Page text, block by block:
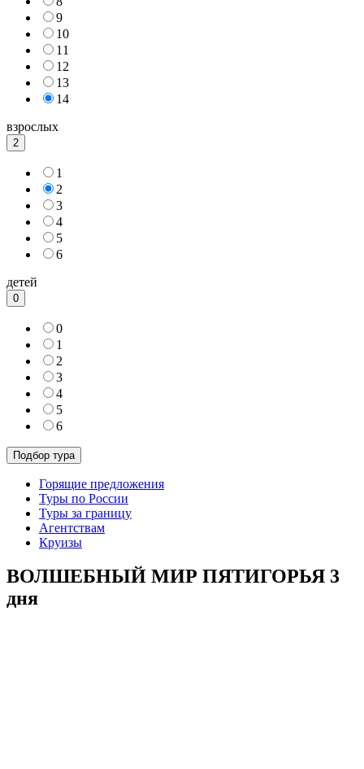
9
10
11
12
13
14
взрослых
2
1
2
3
4
5
6
детей
0
0
1
2
3
4
5
6
Горящие предложения
Туры по России
Туры за границу
Агентствам
Круизы
ВОЛШЕБНЫЙ МИР ПЯТИГОРЬЯ 3
дня